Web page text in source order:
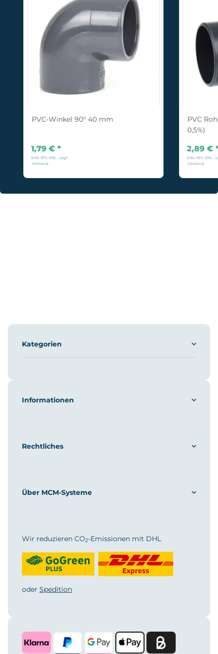
PVC-Winkel 90° 40 mm
1,79 € *
inkl. 19% USt. , zzgl.
Versand
PVC
0,5%)
2,89 €
inkl. 19% USt. ,
Versand
Kategorien
Informationen
Rechtliches
Über MCM-Systeme
Wir reduzieren CO2-Emissionen mit DHL
oder Spedition